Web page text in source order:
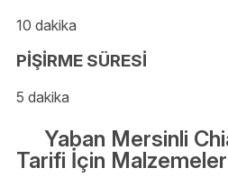
10 dakika
PİŞİRME SÜRESİ
5 dakika
Yaban Mersinli
Tarifi İçin Malzemeler